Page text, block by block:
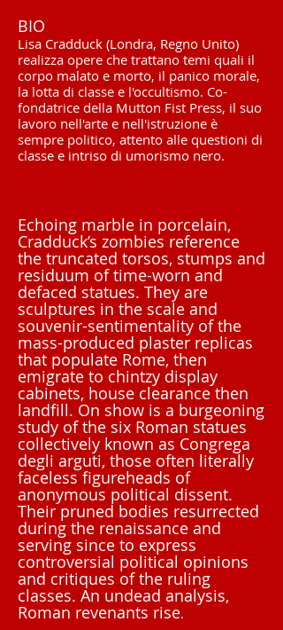
BIO
Lisa Cradduck (Londra, Regno Unito)
realizza opere che trattano temi quali il
corpo malato e morto, il panico morale,
la lotta di classe e l'occultismo. Co-
fondatrice della Mutton Fist Press, il suo
lavoro nell'arte e nell'istruzione è
sempre politico, attento alle questioni di
classe e intriso di umorismo nero.
Echoing marble in porcelain,
Cradduck’s zombies reference
the truncated torsos, stumps and
residuum of time-worn and
defaced statues. They are
sculptures in the scale and
souvenir-sentimentality of the
mass-produced plaster replicas
that populate Rome, then
emigrate to chintzy display
cabinets, house clearance then
landfill. On show is a burgeoning
study of the six Roman statues
collectively known as Congrega
degli arguti, those often literally
faceless figureheads of
anonymous political dissent.
Their pruned bodies resurrected
during the renaissance and
serving since to express
controversial political opinions
and critiques of the ruling
classes. An undead analysis,
Roman revenants rise.